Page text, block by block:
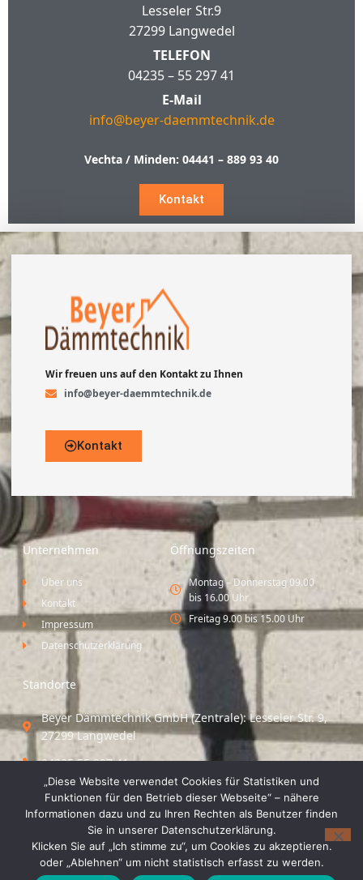
Lesseler Str.9
27299 Langwedel
TELEFON
04235 – 55 297 41
E-Mail
info@beyer-daemmtechnik.de
Vechta / Minden: 04441 – 889 93 40
Kontakt
Wir freuen uns auf den Kontakt zu Ihnen
info@beyer-daemmtechnik.de
Kontakt
Unternehmen
Über uns
Kontakt
Impressum
Datenschutzerklärung
Öffnungszeiten
Montag – Donnerstag 09.00
bis 16.00 Uhr
Freitag 9.00 bis 15.00 Uhr
Standorte
Beyer Dämmtechnik GmbH (Zentrale): Lesseler Str. 9,
27299 Langwedel
04235 55 297 41
Standort Vechta / Minden: Osloer Straße 21 49377
Vechta
04441 8 89 93 40
„Diese Website verwendet Cookies für Statistiken und
Funktionen für den Betrieb dieser Webseite“ – nähere
Informationen dazu und zu Ihren Rechten als Benutzer finden
Sie in unserer Datenschutzerklärung.
Klicken Sie auf „Ich stimme zu“, um Cookies zu akzeptieren.
oder „Ablehnen“ um nicht statistisch erfasst zu werden.